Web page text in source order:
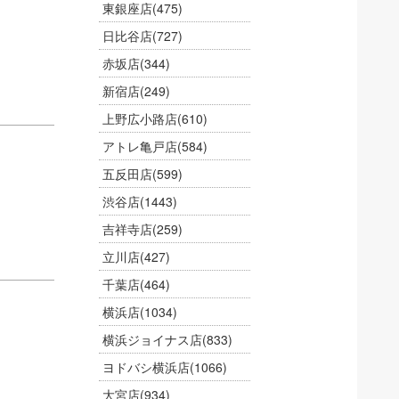
東銀座店(475)
日比谷店(727)
赤坂店(344)
新宿店(249)
上野広小路店(610)
アトレ亀戸店(584)
五反田店(599)
渋谷店(1443)
吉祥寺店(259)
立川店(427)
千葉店(464)
横浜店(1034)
横浜ジョイナス店(833)
ヨドバシ横浜店(1066)
大宮店(934)